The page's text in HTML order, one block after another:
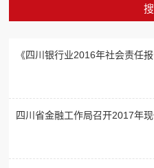
公众号《四川银行业2016年社会责任
四川省金融工作局召开2017年